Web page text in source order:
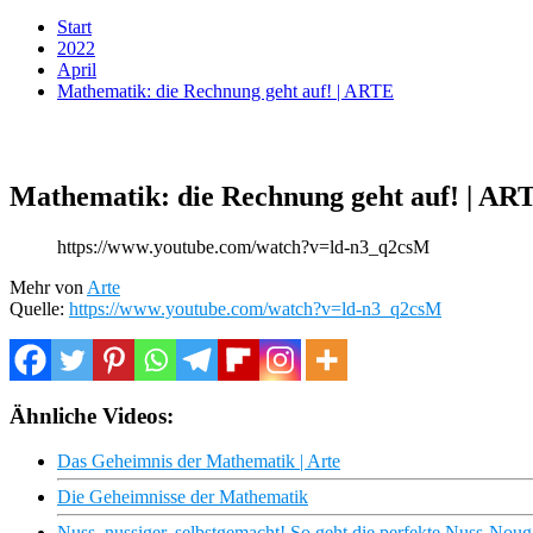
Start
2022
April
Mathematik: die Rechnung geht auf! | ARTE
Mathematik: die Rechnung geht auf! |
https://www.youtube.com/watch?v=ld-n3_q2csM
Mehr von Arte
Quelle: https://www.youtube.com/watch?v=ld-n3_q2csM
Ähnliche Videos:
Das Geheimnis der Mathematik | Arte
Die Geheimnisse der Mathematik